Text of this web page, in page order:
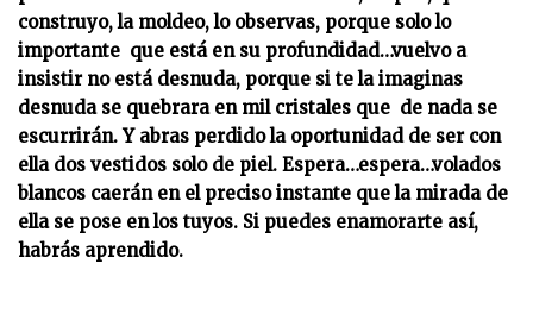
construyo, la moldeo, lo observas, porque solo lo
importante que está en su profundidad…vuelvo a
insistir no está desnuda, porque si te la imaginas
desnuda se quebrara en mil cristales que de nada se
escurrirán. Y abras perdido la oportunidad de ser con
ella dos vestidos solo de piel. Espera…espera…volados
blancos caerán en el preciso instante que la mirada de
ella se pose en los tuyos. Si puedes enamorarte así,
habrás aprendido.